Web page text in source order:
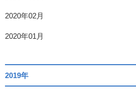
2020年02月
2020年01月
2019年